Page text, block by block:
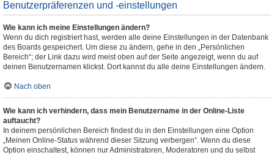
Benutzerpräferenzen und -einstellungen
Wie kann ich meine Einstellungen ändern?
Wenn du dich registriert hast, werden alle deine Einstellungen in der Datenbank
des Boards gespeichert. Um diese zu ändern, gehe in den „Persönlichen
Bereich“; der Link dazu wird meist oben auf der Seite angezeigt, wenn du auf
deinen Benutzernamen klickst. Dort kannst du alle deine Einstellungen ändern.
Nach oben
Wie kann ich verhindern, dass mein Benutzername in der Online-Liste
auftaucht?
In deinem persönlichen Bereich findest du in den Einstellungen eine Option
„Meinen Online-Status während dieser Sitzung verbergen“. Wenn du diese
Option einschaltest, können nur Administratoren, Moderatoren und du selbst